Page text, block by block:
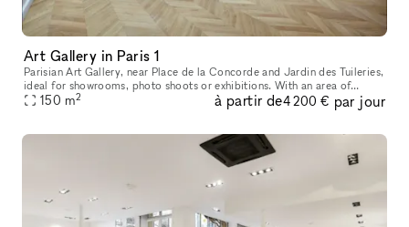
Art Gallery in Paris 1
Parisian Art Gallery, near Place de la Concorde and Jardin des Tuileries,
ideal for showrooms, photo shoots or exhibitions. With an area of
150m².
150 m2 à partir de4 200 € par jour